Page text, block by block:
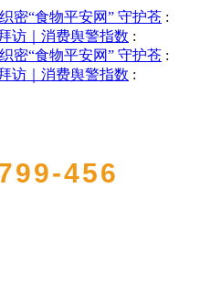
密“食物平安网” 守护苍 :
访｜消费舆警指数 :
密“食物平安网” 守护苍 :
访｜消费舆警指数 :
456